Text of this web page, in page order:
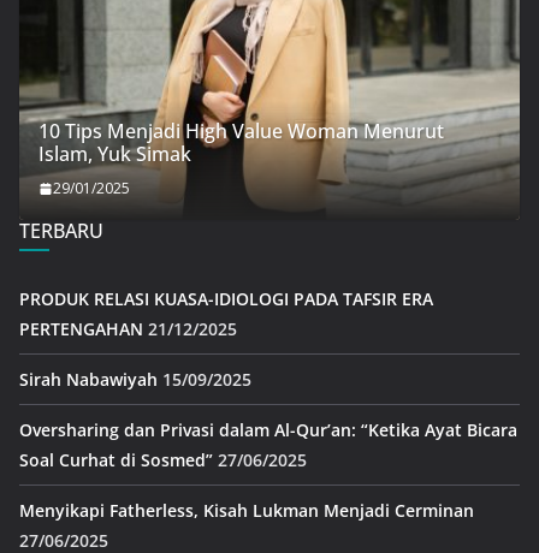
10 Tips Menjadi High Value Woman Menurut
Islam, Yuk Simak
29/01/2025
TERBARU
PRODUK RELASI KUASA-IDIOLOGI PADA TAFSIR ERA
PERTENGAHAN 21/12/2025
Sirah Nabawiyah 15/09/2025
Oversharing dan Privasi dalam Al-Qur’an: “Ketika Ayat Bicara
Soal Curhat di Sosmed” 27/06/2025
Menyikapi Fatherless, Kisah Lukman Menjadi Cerminan
27/06/2025